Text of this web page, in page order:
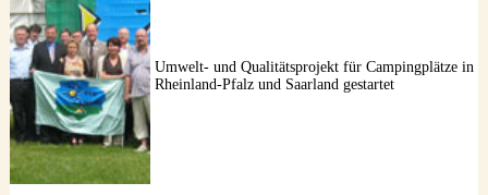
Umwelt- und Qualitätsprojekt für Campingplätze in
Rheinland-Pfalz und Saarland gestartet